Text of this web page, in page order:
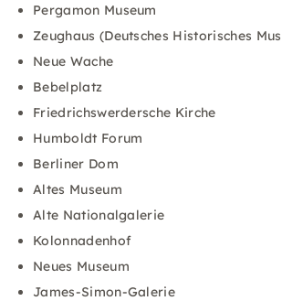
Pergamon Museum
Zeughaus (Deutsches Historisches
Neue Wache
Bebelplatz
Friedrichswerdersche Kirche
Humboldt Forum
Berliner Dom
Altes Museum
Alte Nationalgalerie
Kolonnadenhof
Neues Museum
James-Simon-Galerie